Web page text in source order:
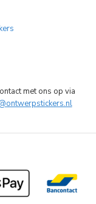
met ons op via